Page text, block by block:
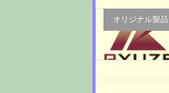
オリジナル製品